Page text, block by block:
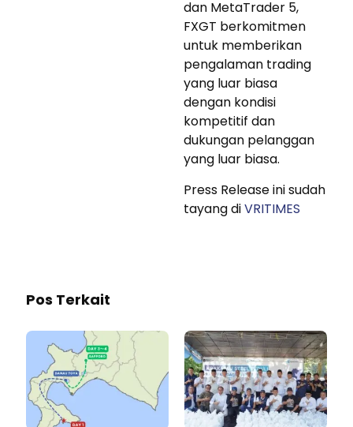
dan MetaTrader 5,
FXGT berkomitmen
untuk memberikan
pengalaman trading
yang luar biasa
dengan kondisi
kompetitif dan
dukungan pelanggan
yang luar biasa.
Press Release ini sudah
tayang diVRITIMES
Pos Terkait